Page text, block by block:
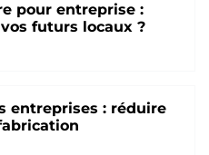
pour entreprise :
futurs locaux ?
entreprises : réduire